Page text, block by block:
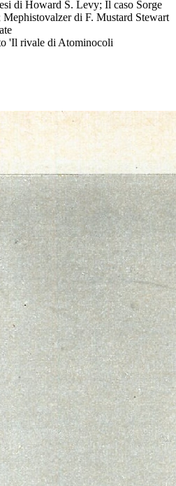
di Howard S. Levy; Il caso Sorge
di F. Mustard Stewart
'Il rivale di Atominocoli